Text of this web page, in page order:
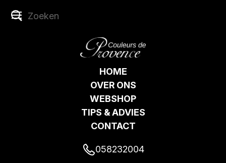
HOME
OVER ONS
WEBSHOP
TIPS & ADVIES
CONTACT
058232004